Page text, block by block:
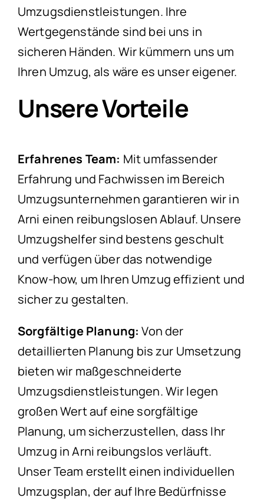
Umzugsdienstleistungen. Ihre
Wertgegenstände sind bei uns in
sicheren Händen. Wir kümmern uns um
Ihren Umzug, als wäre es unser eigener.
Unsere Vorteile
Erfahrenes Team: Mit umfassender
Erfahrung und Fachwissen im Bereich
Umzugsunternehmen garantieren wir in
Arni einen reibungslosen Ablauf. Unsere
Umzugshelfer sind bestens geschult
und verfügen über das notwendige
Know-how, um Ihren Umzug effizient und
sicher zu gestalten.
Sorgfältige Planung: Von der
detaillierten Planung bis zur Umsetzung
bieten wir maßgeschneiderte
Umzugsdienstleistungen. Wir legen
großen Wert auf eine sorgfältige
Planung, um sicherzustellen, dass Ihr
Umzug in Arni reibungslos verläuft.
Unser Team erstellt einen individuellen
Umzugsplan, der auf Ihre Bedürfnisse